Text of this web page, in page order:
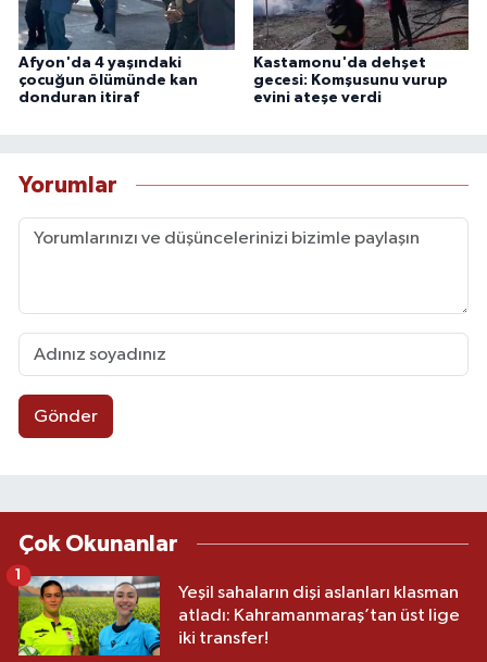
Afyon'da 4 yaşındaki
çocuğun ölümünde kan
donduran itiraf
Kastamonu'da dehşet
gecesi: Komşusunu vurup
evini ateşe verdi
Yorumlar
Gönder
Çok Okunanlar
Yeşil sahaların dişi aslanları klasman
atladı: Kahramanmaraş’tan üst lige
iki transfer!
1